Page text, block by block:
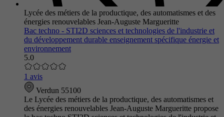
Lycée des métiers de la productique, des automatismes et des
énergies renouvelables Jean-Auguste Margueritte
Bac techno - STI2D sciences et technologies de l'industrie et
du développement durable enseignement spécifique énergie et
environnement
5.0
1 avis
Verdun 55100
Le Lycée des métiers de la productique, des automatismes et
des énergies renouvelables Jean-Auguste Margueritte propose